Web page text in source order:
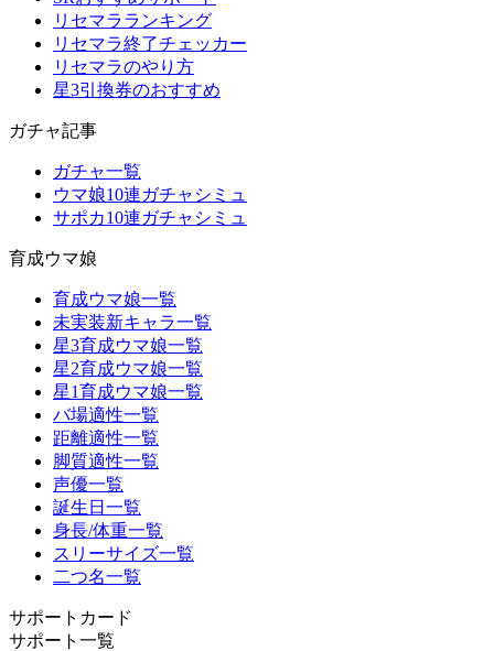
リセマラランキング
リセマラ終了チェッカー
リセマラのやり方
星3引換券のおすすめ
ガチャ記事
ガチャ一覧
ウマ娘10連ガチャシミュ
サポカ10連ガチャシミュ
育成ウマ娘
育成ウマ娘一覧
未実装新キャラ一覧
星3育成ウマ娘一覧
星2育成ウマ娘一覧
星1育成ウマ娘一覧
バ場適性一覧
距離適性一覧
脚質適性一覧
声優一覧
誕生日一覧
身長/体重一覧
スリーサイズ一覧
二つ名一覧
サポートカード
サポート一覧